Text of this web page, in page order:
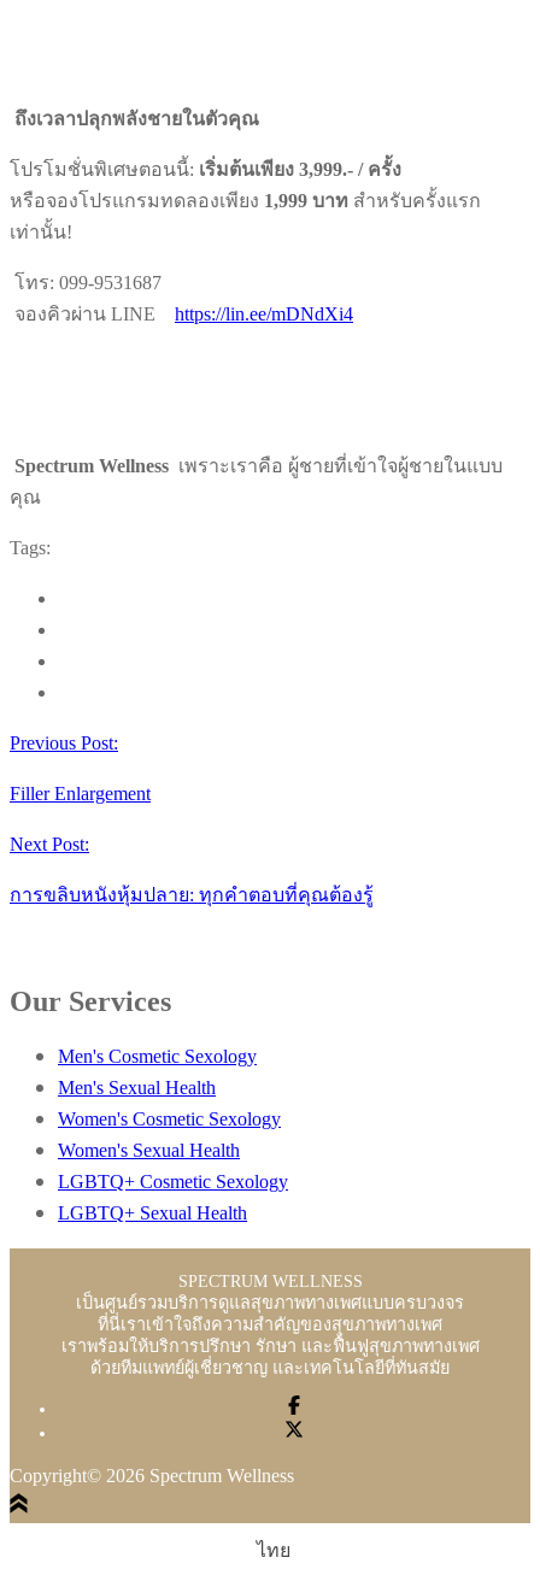
ถึงเวลาปลุกพลังชายในตัวคุณ
โปรโมชั่นพิเศษตอนนี้: เริ่มต้นเพียง 3,999.- / ครั้ง
หรือจองโปรแกรมทดลองเพียง 1,999 บาท สำหรับครั้งแรก
เท่านั้น!
โทร: 099-9531687
จองคิวผ่าน LINE https://lin.ee/mDNdXi4
Spectrum Wellness เพราะเราคือ ผู้ชายที่เข้าใจผู้ชายในแบบ
คุณ
Tags:
Previous Post:
Filler Enlargement
Next Post:
การขลิบหนังหุ้มปลาย: ทุกคำตอบที่คุณต้องรู้
Our Services
Men's Cosmetic Sexology
Men's Sexual Health
Women's Cosmetic Sexology
Women's Sexual Health
LGBTQ+ Cosmetic Sexology
LGBTQ+ Sexual Health
SPECTRUM WELLNESS
เป็นศูนย์รวมบริการดูแลสุขภาพทางเพศแบบครบวงจร
ที่นี่เราเข้าใจถึงความสำคัญของสุขภาพทางเพศ
เราพร้อมให้บริการปรึกษา รักษา และฟื้นฟูสุขภาพทางเพศ
ด้วยทีมแพทย์ผู้เชี่ยวชาญ และเทคโนโลยีที่ทันสมัย
Copyright© 2026 Spectrum Wellness
ไทย